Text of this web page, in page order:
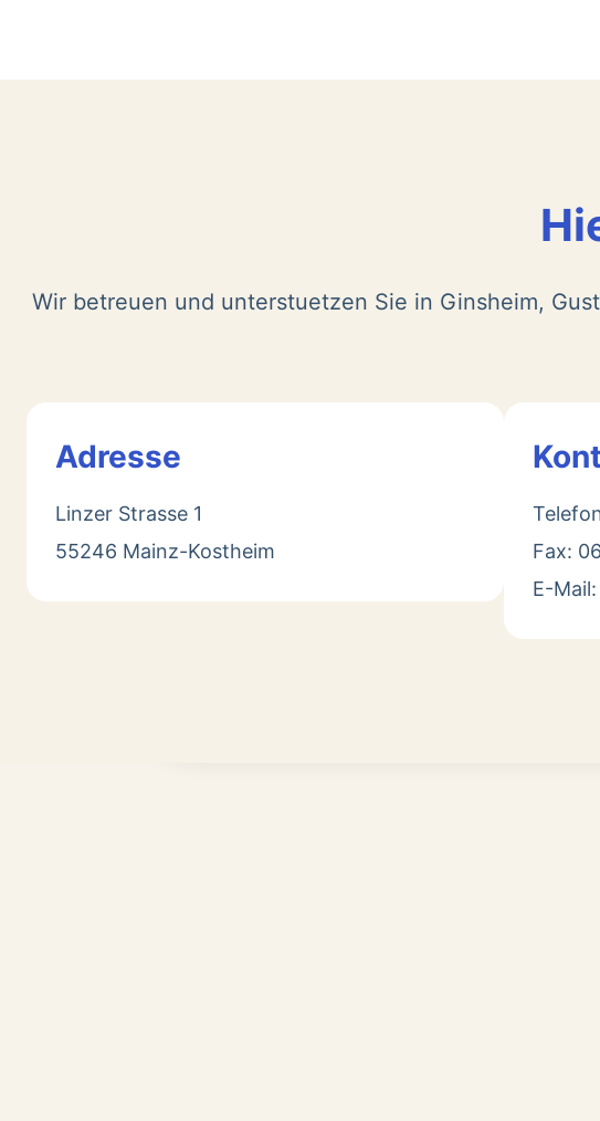
Wir betreuen und unterstuetzen Sie in Ginsheim,
Adresse
Linzer Strasse 1
55246 Mainz-Kostheim
Fax:
E-